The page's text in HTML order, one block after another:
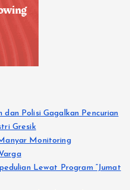
dan Polisi Gagalkan Pencurian
Gresik
Monitoring
Lewat Program “Jumat